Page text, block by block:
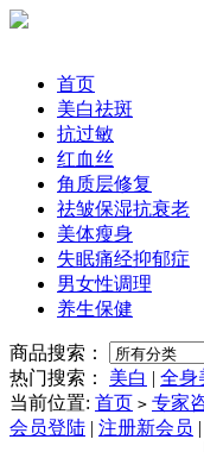
首页
美白祛斑
抗过敏
红血丝
角质层修复
祛皱保湿抗衰老
美体瘦身
失眠痛经抑郁症
男女性调理
养生保健
商品搜索：
热门搜索：
美白 | 全身
当前位置: 首页 > 专家
会员登陆 | 注册新会员 |